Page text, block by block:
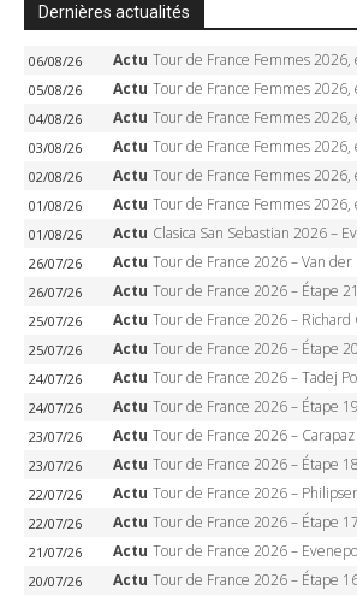
Dernières actualités
06/08/26 Actu Tour de France Femmes 2026, étape 6 – Kim Le Court-Pienaar gagne à
05/08/26 Actu Tour de France Femmes 2026, étape 5 – Demi Vollering gagne à Belleville, Reusser en
04/08/26 Actu Tour de France Femmes 2026, étape 4 – Marlen Reusser écrase le chrono,
03/08/26 Actu Tour de France Femmes 2026, étape 3 – Sigrid Haugset en solitaire, 88 km
02/08/26 Actu Tour de France Femmes 2026, étape 2 – Lorena Wiebes doublé à Genève,
01/08/26 Actu Tour de France Femmes 2026, étape 1 – Lorena Wiebes intouchable à Lausanne,
01/08/26 Actu Clasica San Sebastian 2026 – Evenepoel recordman, 4e victoire,
26/07/26 Actu Tour de France 2026 – Van der Poel monumental à Paris, Pogacar égale le
26/07/26 Actu Tour de France 2026 – Étape 21 : Van der Poel, Pogacar, qui succédera à Wout van Aert
25/07/26 Actu Tour de France 2026 – Richard Carapaz roi des Alpes, doublé et maillot à pois,
25/07/26 Actu Tour de France 2026 – Étape 20 : L’étape reine, Galibier, Sarenne, Alpe d’Huez,
24/07/26 Actu Tour de France 2026 – Tadej Pogacar dompte l’Alpe d’Huez, 5e victoire,
24/07/26 Actu Tour de France 2026 – Étape 19 : Pogacar peut-il enfin dompter
23/07/26 Actu Tour de France 2026 – Carapaz en solitaire à Orcières-Merlette, Paret-Peintre à un
23/07/26 Actu Tour de France 2026 – Étape 18 : Qui domptera Orcières-Merlette, première
22/07/26 Actu Tour de France 2026 – Philipsen débloque son compteur à Voiron, Pedersen en
22/07/26 Actu Tour de France 2026 – Étape 17 : Pedersen peut-il verrouiller le
21/07/26 Actu Tour de France 2026 – Evenepoel écrase le chrono d’Évian, Seixas 4e,
20/07/26 Actu Tour de France 2026 – Étape 16 : Evenepoel, Pogacar, Ganna… qui domptera le chrono d’Évian